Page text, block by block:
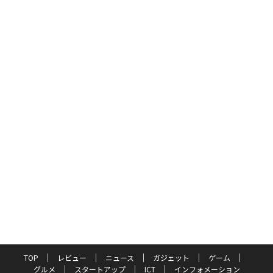
TOP レビュー ニュース ガジェット
ゲーム
グルメ
スタートアップ ICT インフォメーション